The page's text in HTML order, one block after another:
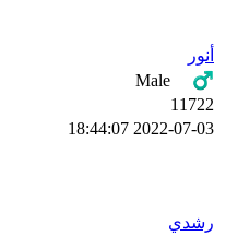
أنور
♂️ Male
11722
2022-07-03 18:44:07
رشدي